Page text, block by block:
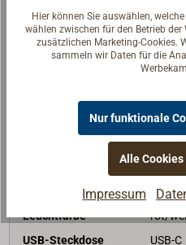
Lieferzeit Am
Merken
4034-
Leuchtfarbe
rot/
USB-Steckdose
USB-C
Hier können Sie auswählen,
wählen zwischen für den Betrieb
zusätzlichen Marketing-Cookies.
sammeln wir Daten für die
Nur funktionale
Alle
Impressum